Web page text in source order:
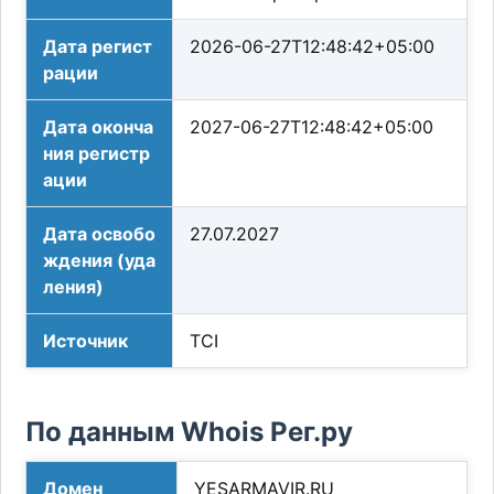
Дата регист
рации
2026-06-27T12:48:42+05:00
Дата оконча
ния регистр
ации
2027-06-27T12:48:42+05:00
Дата освобо
ждения (уда
ления)
27.07.2027
Источник TCI
По данным Whois Рег.ру
Домен YESARMAVIR.RU